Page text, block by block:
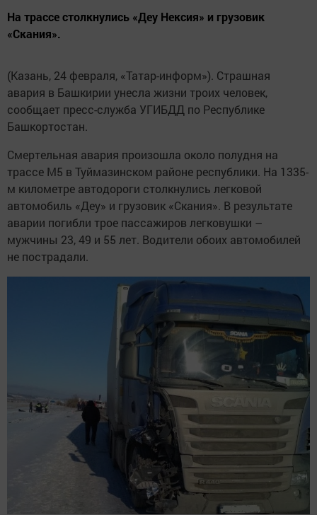
На трассе столкнулись «Деу Нексия» и грузовик
«Скания».
(Казань, 24 февраля, «Татар-информ»). Страшная
авария в Башкирии унесла жизни троих человек,
сообщает пресс-служба УГИБДД по Республике
Башкортостан.
Смертельная авария произошла около полудня на
трассе М5 в Туймазинском районе республики. На 1335-
м километре автодороги столкнулись легковой
автомобиль «Деу» и грузовик «Скания». В результате
аварии погибли трое пассажиров легковушки –
мужчины 23, 49 и 55 лет. Водители обоих автомобилей
не пострадали.